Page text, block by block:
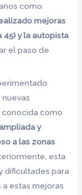
como
mejoras
y la autopista
el paso de
conocida como
y
a las zonas
esta
dificultades para
estas mejoras